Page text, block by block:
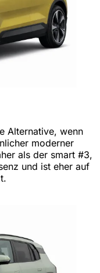
Alternative, wenn
moderner
als der smart #3,
und ist eher auf